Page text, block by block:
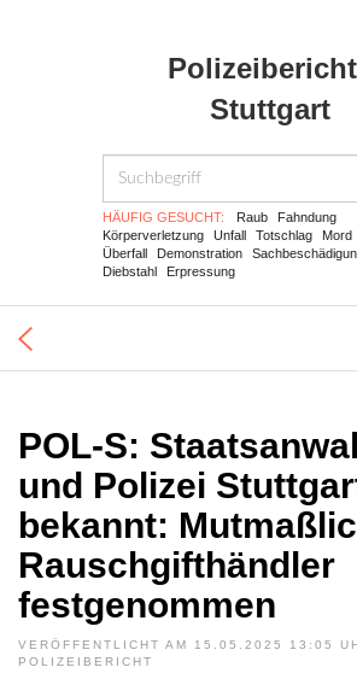
Stuttgart
HÄUFIG GESUCHT: Raub
Fahndung
Körperverletzung
Unfall Totschlag Mord
Überfall
Demonstration
Diebstahl
Erpressung
POL-S:
und Polizei
bekannt:
Rauschgifthändler
festgenommen
VERÖFFENTLICHT AM 15.05.2025 13:05
POLIZEIBERICHT